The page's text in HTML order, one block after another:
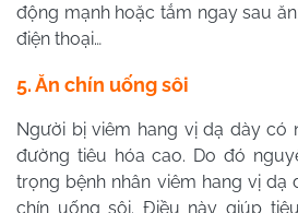
động mạnh hoặc tắm ngay sau
điện thoại…
5. Ăn chín uống sôi
Người bị viêm hang vị dạ dày có
đường tiêu hóa cao. Do đó
trọng bệnh nhân viêm hang vị dạ
chín uống sôi. Điều này giúp